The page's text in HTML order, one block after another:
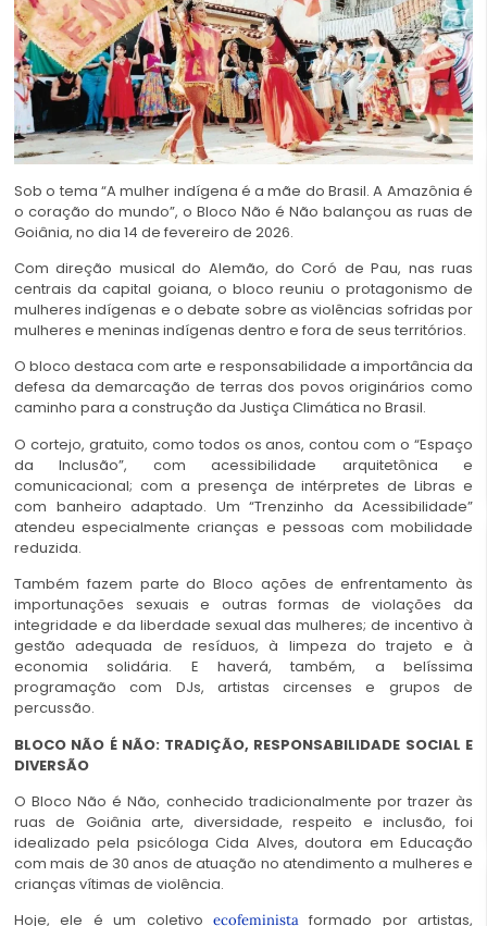
Sob o tema “A mulher indígena é a mãe do Brasil. A Amazônia é
o coração do mundo”, o Bloco Não é Não balançou as ruas de
Goiânia, no dia 14 de fevereiro de 2026.
Com direção musical do Alemão, do Coró de Pau, nas ruas
centrais da capital goiana, o bloco reuniu o protagonismo de
mulheres indígenas e o debate sobre as violências sofridas por
mulheres e meninas indígenas dentro e fora de seus territórios.
O bloco destaca com arte e responsabilidade a importância da
defesa da demarcação de terras dos povos originários como
caminho para a construção da Justiça Climática no Brasil.
O cortejo, gratuito, como todos os anos, contou com o “Espaço
da Inclusão”, com acessibilidade arquitetônica e
comunicacional; com a presença de intérpretes de Libras e
com banheiro adaptado. Um “Trenzinho da Acessibilidade”
atendeu especialmente crianças e pessoas com mobilidade
reduzida.
Também fazem parte do Bloco ações de enfrentamento às
importunações sexuais e outras formas de violações da
integridade e da liberdade sexual das mulheres; de incentivo à
gestão adequada de resíduos, à limpeza do trajeto e à
economia solidária. E haverá, também, a belíssima
programação com DJs, artistas circenses e grupos de
percussão.
BLOCO NÃO É NÃO: TRADIÇÃO, RESPONSABILIDADE SOCIAL E
DIVERSÃO
O Bloco Não é Não, conhecido tradicionalmente por trazer às
ruas de Goiânia arte, diversidade, respeito e inclusão, foi
idealizado pela psicóloga Cida Alves, doutora em Educação
com mais de 30 anos de atuação no atendimento a mulheres e
crianças vítimas de violência.
Hoje, ele é um coletivo ecofeministaformado por artistas,